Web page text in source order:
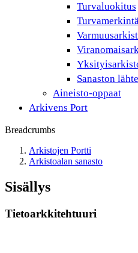
Turvaluokitus
Sanaston
Aineisto-oppaat
Arkivens Port
Breadcrumbs
Arkistojen Portti
Arkistoalan sanasto
Sisällys
Tietoarkkitehtuuri